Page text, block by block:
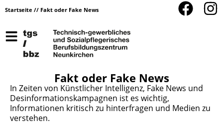
Startseite // Fakt oder Fake News
Fakt oder Fake News
In Zeiten von Künstlicher Intelligenz, Fake News und
Desinformationskampagnen ist es wichtig,
Informationen kritisch zu hinterfragen und Medien zu
verstehen.